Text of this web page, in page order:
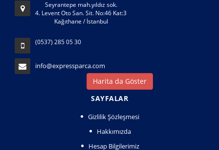
Seyrantepe mah.yıldız sok.
4. Levent Oto San. Sit. No:46 Kat:3
Kağıthane / İstanbul
(0537) 285 05 30
info@expressparca.com
Harita da Göster
SAYFALAR
Gizlilik Şözleşmesi
Hakkımızda
Hesap Bilgilerimiz